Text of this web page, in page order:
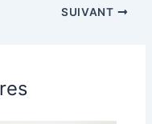
SUIVANT